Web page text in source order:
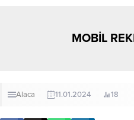
MOBİL
Alaca 11.01.2024 18